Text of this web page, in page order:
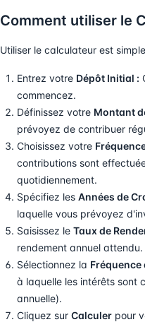
Comment utiliser le
Utiliser le calculateur est
Entrez votre Dépôt Initial :
commencez.
Définissez votre Montant
prévoyez de contribuer
Choisissez votre
contributions sont
quotidiennement.
Spécifiez les Années de
laquelle vous prévoyez
Saisissez le Taux de
rendement annuel attendu.
Sélectionnez la
à laquelle les intérêts sont
annuelle).
Cliquez sur Calculer pour